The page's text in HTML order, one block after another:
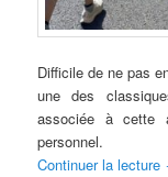
Difficile de ne pas
une des
associée à cette
personnel.
Continuer la lecture